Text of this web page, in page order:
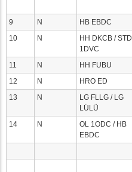
9
N HB EBDC
10
N
HH DKCB / STD
1DVC
11 N HH FUBU
12
N HRO ED
13
N
LG FLLG / LG
LÜLÜ
14 N
OL 1ODC / HB
EBDC